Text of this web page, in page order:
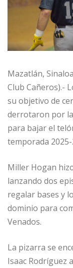
Mazatlán,
Club Cañeros).-
su objetivo de
derrotaron por
para bajar el
temporada 2025-
Miller Hogan
lanzando dos
regalar bases y
dominio para
Venados.
La pizarra se
Isaac Rodríguez